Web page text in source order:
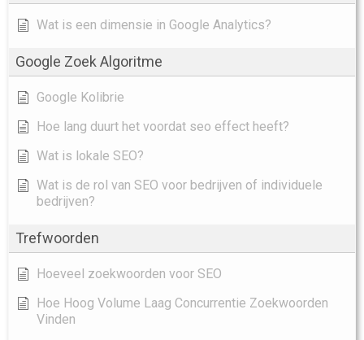
Wat is een dimensie in Google Analytics?
Google Zoek Algoritme
Google Kolibrie
Hoe lang duurt het voordat seo effect heeft?
Wat is lokale SEO?
Wat is de rol van SEO voor bedrijven of individuele
bedrijven?
Trefwoorden
Hoeveel zoekwoorden voor SEO
Hoe Hoog Volume Laag Concurrentie Zoekwoorden
Vinden